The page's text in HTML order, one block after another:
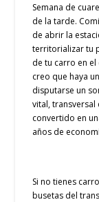
Semana de
de la tarde.
de abrir la
territorializar tu
de tu carro en
creo que haya
disputarse un
vital, transversal
convertido en
años de
Si no tienes
busetas del